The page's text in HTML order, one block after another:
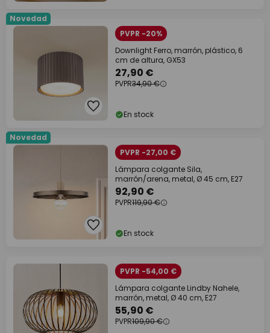
Novedad
PVPR -20%
Downlight Ferro, marrón, plástico, 6
cm de altura, GX53
27,90 €
PVPR34,90 €
En stock
Novedad
PVPR -27,00 €
Lámpara colgante Sila,
marrón/arena, metal, Ø 45 cm, E27
92,90 €
PVPR119,90 €
En stock
PVPR -54,00 €
Lámpara colgante Lindby Nahele,
marrón, metal, Ø 40 cm, E27
55,90 €
PVPR109,90 €